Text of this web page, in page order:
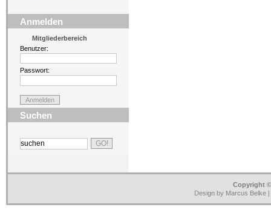
Anmelden
Mitgliederbereich
Benutzer:
Passwort:
Suchen
Copyright
Design by Marcus Belke